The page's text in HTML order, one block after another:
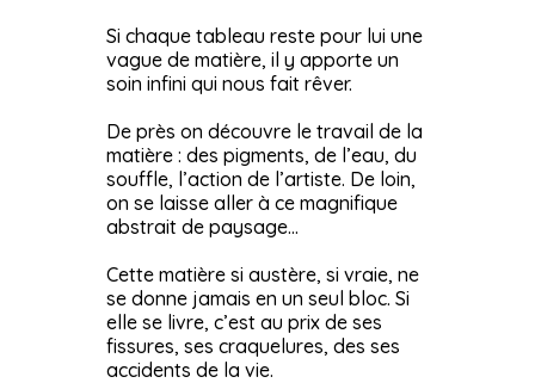
Si chaque tableau reste pour lui une
vague de matière, il y apporte un
soin infini qui nous fait rêver.
De près on découvre le travail de la
matière : des pigments, de l’eau, du
souffle, l’action de l’artiste. De loin,
on se laisse aller à ce magnifique
abstrait de paysage…
Cette matière si austère, si vraie, ne
se donne jamais en un seul bloc. Si
elle se livre, c’est au prix de ses
fissures, ses craquelures, des ses
accidents de la vie.